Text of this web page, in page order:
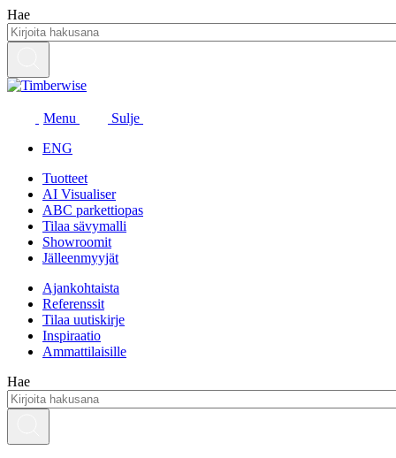
Siirry
sisältöön
Hae
Menu
Sulje
ENG
Tuotteet
AI Visualiser
ABC parkettiopas
Tilaa sävymalli
Showroomit
Jälleenmyyjät
Ajankohtaista
Referenssit
Tilaa uutiskirje
Inspiraatio
Ammattilaisille
Hae